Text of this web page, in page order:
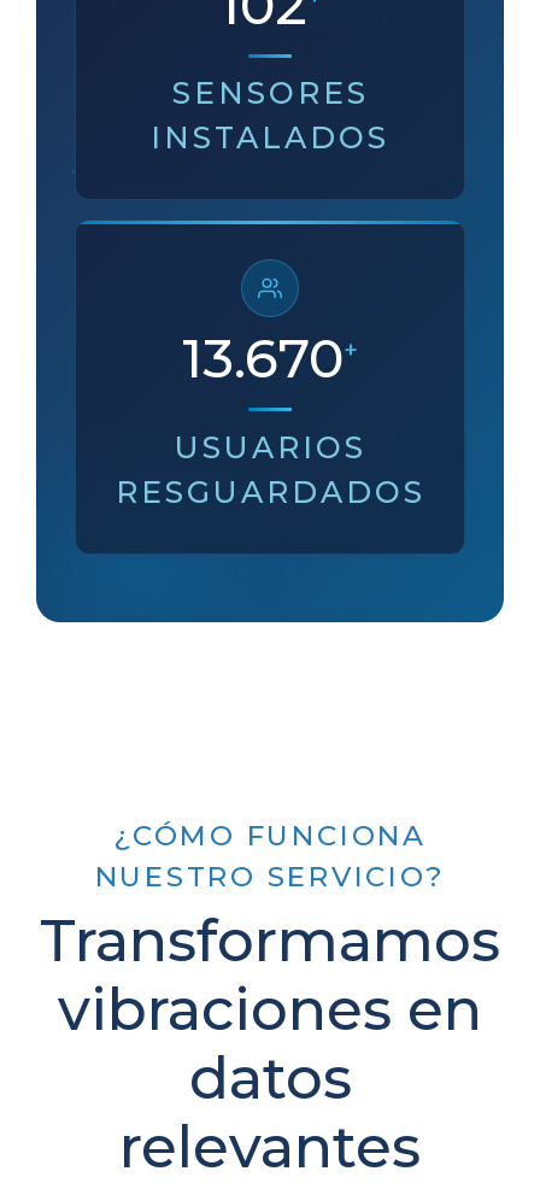
SENSORES
INSTALADOS
16.000+
USUARIOS
RESGUARDADOS
¿CÓMO FUNCIONA
NUESTRO SERVICIO?
Transformamos
vibraciones en
datos
relevantes